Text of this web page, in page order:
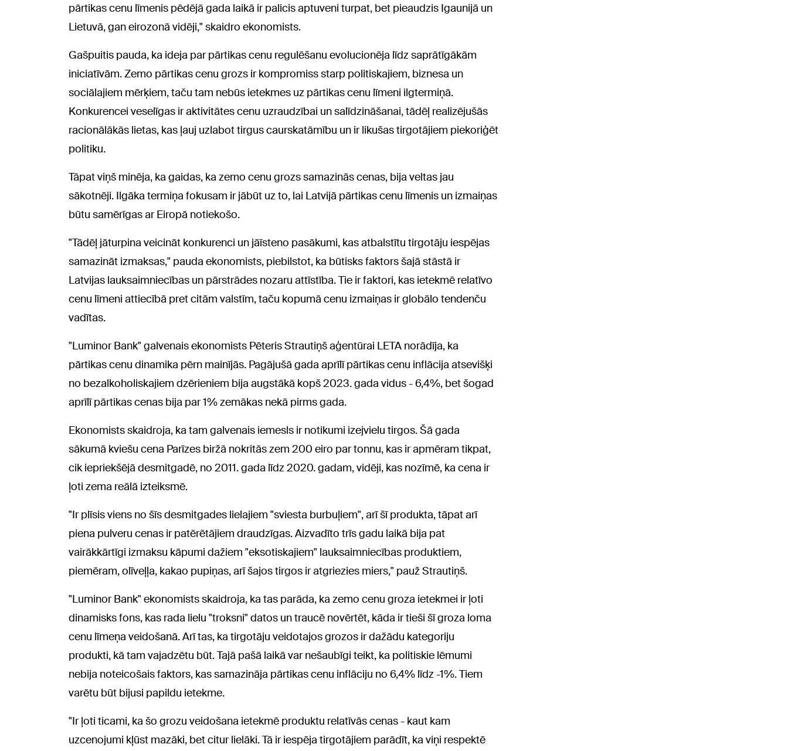
pārtikas cenu līmenis pēdējā gada laikā ir palicis aptuveni turpat, bet pieaudzis Igaunijā un
Lietuvā, gan eirozonā vidēji," skaidro ekonomists.
Gašpuitis pauda, ka ideja par pārtikas cenu regulēšanu evolucionēja līdz saprātīgākām
iniciatīvām. Zemo pārtikas cenu grozs ir kompromiss starp politiskajiem, biznesa un
sociālajiem mērķiem, taču tam nebūs ietekmes uz pārtikas cenu līmeni ilgtermiņā.
Konkurencei veselīgas ir aktivitātes cenu uzraudzībai un salīdzināšanai, tādēļ realizējušās
racionālākās lietas, kas ļauj uzlabot tirgus caurskatāmību un ir likušas tirgotājiem piekoriģēt
politiku.
Tāpat viņš minēja, ka gaidas, ka zemo cenu grozs samazinās cenas, bija veltas jau
sākotnēji. Ilgāka termiņa fokusam ir jābūt uz to, lai Latvijā pārtikas cenu līmenis un izmaiņas
būtu samērīgas ar Eiropā notiekošo.
"Tādēļ jāturpina veicināt konkurenci un jāīsteno pasākumi, kas atbalstītu tirgotāju iespējas
samazināt izmaksas," pauda ekonomists, piebilstot, ka būtisks faktors šajā stāstā ir
Latvijas lauksaimniecības un pārstrādes nozaru attīstība. Tie ir faktori, kas ietekmē relatīvo
cenu līmeni attiecībā pret citām valstīm, taču kopumā cenu izmaiņas ir globālo tendenču
vadītas.
"Luminor Bank" galvenais ekonomists Pēteris Strautiņš aģentūrai LETA norādīja, ka
pārtikas cenu dinamika pērn mainījās. Pagājušā gada aprīlī pārtikas cenu inflācija atsevišķi
no bezalkoholiskajiem dzērieniem bija augstākā kopš 2023. gada vidus - 6,4%, bet šogad
aprīlī pārtikas cenas bija par 1% zemākas nekā pirms gada.
Ekonomists skaidroja, ka tam galvenais iemesls ir notikumi izejvielu tirgos. Šā gada
sākumā kviešu cena Parīzes biržā nokritās zem 200 eiro par tonnu, kas ir apmēram tikpat,
cik iepriekšējā desmitgadē, no 2011. gada līdz 2020. gadam, vidēji, kas nozīmē, ka cena ir
ļoti zema reālā izteiksmē.
"Ir plīsis viens no šīs desmitgades lielajiem "sviesta burbuļiem", arī šī produkta, tāpat arī
piena pulveru cenas ir patērētājiem draudzīgas. Aizvadīto trīs gadu laikā bija pat
vairākkārtīgi izmaksu kāpumi dažiem "eksotiskajiem" lauksaimniecības produktiem,
piemēram, olīveļļa, kakao pupiņas, arī šajos tirgos ir atgriezies miers," pauž Strautiņš.
"Luminor Bank" ekonomists skaidroja, ka tas parāda, ka zemo cenu groza ietekmei ir ļoti
dinamisks fons, kas rada lielu "troksni" datos un traucē novērtēt, kāda ir tieši šī groza loma
cenu līmeņa veidošanā. Arī tas, ka tirgotāju veidotajos grozos ir dažādu kategoriju
produkti, kā tam vajadzētu būt. Tajā pašā laikā var nešaubīgi teikt, ka politiskie lēmumi
nebija noteicošais faktors, kas samazināja pārtikas cenu inflāciju no 6,4% līdz -1%. Tiem
varētu būt bijusi papildu ietekme.
"Ir ļoti ticami, ka šo grozu veidošana ietekmē produktu relatīvās cenas - kaut kam
uzcenojumi kļūst mazāki, bet citur lielāki. Tā ir iespēja tirgotājiem parādīt, ka viņi respektē